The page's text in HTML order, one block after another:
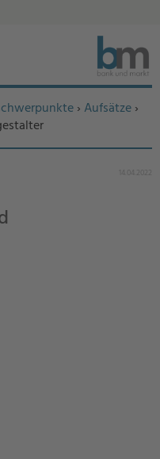
› Aufsätze›
14.04.2022